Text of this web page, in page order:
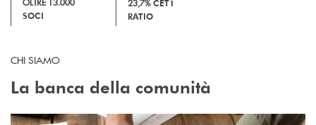
SOCI
23,7%CET1
RATIO
CHI SIAMO
La banca della comunità